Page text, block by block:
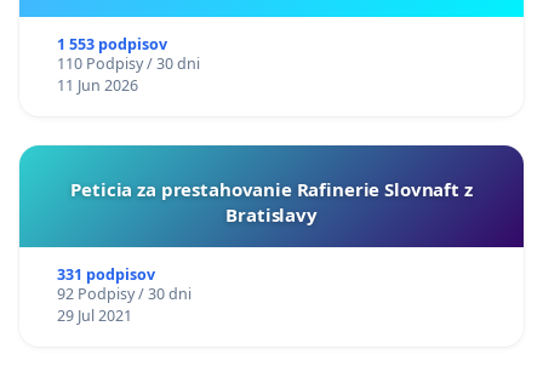
1 553 podpisov
110 Podpisy / 30 dni
11 Jun 2026
Peticia za prestahovanie Rafinerie Slovnaft z
Bratislavy
331 podpisov
92 Podpisy / 30 dni
29 Jul 2021